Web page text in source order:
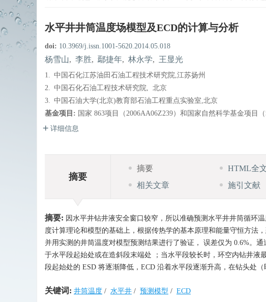
水平井井筒温度场模型及ECD的计算与分析
doi: 10.3969/j.issn.1001-5620.2014.05.018
杨雪山, 李胜, 鄢捷年, 林永学, 王显光
1. 中国石化江苏油田石油工程技术研究院,江苏扬州
2. 中国石化石油工程技术研究院, 北京
3. 中国石油大学(北京)教育部石油工程重点实验室,北京
基金项目: 国家 863项目（2006AA06Z239）和国家自然科学基金项目（
详细信息
摘要
摘要 HTML全
相关文章
施引文献
摘要: 因水平井钻井液安全窗口较窄，所以准确预测水平井井筒循环
度计算理论和模型的基础上，根据传热学的基本原理和能量守恒方法
并用实测的井筒温度对模型预测结果进行了验证， 误差仅为 0.6%。
于水平段起始处或在造斜段末端处 ；当水平段较长时，环空内钻井液
段起始处的 ESD 将逐渐降低，ECD 沿着水平段逐渐升高，在钻头处（
关键词: 井筒温度 / 水平井 / 预测模型 / ECD